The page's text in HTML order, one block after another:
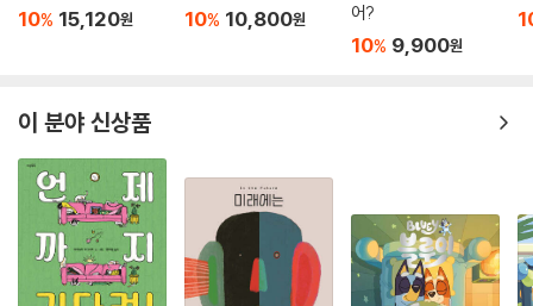
10% 15,120원 10% 10,800원
어?
10% 9,900원
이 분야 신상품